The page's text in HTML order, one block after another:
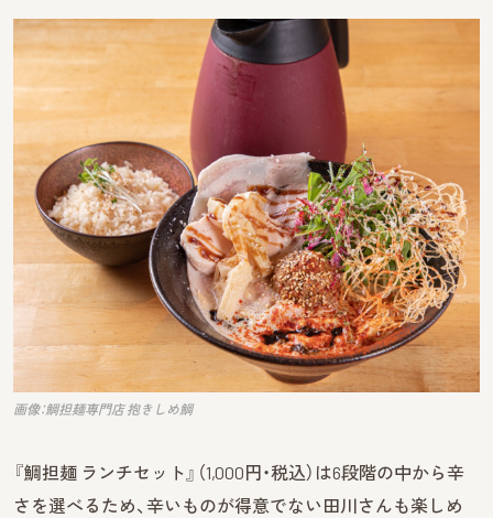
画像：鯛担麺専門店 抱きしめ鯛
『鯛担麺 ランチセット』（1,000円・税込）は6段階の中から辛
さを選べるため、辛いものが得意でない田川さんも楽しめ